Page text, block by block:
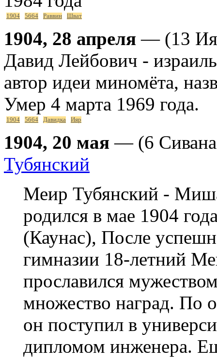
1904 5664 Раввин Шват
1904, 28 апреля — (13
Давид Лейбович -
автор идеи миномёта,
Умер 4 марта 1969 года.
1904 5664 Давидка Ияр
1904, 20 мая — (6
Тубянский
Меир Тубянский -
родился в мае 1904
(Каунас), После
гимназии 18-летний
прославился
множество наград. По
он поступил в
дипломом инженера.